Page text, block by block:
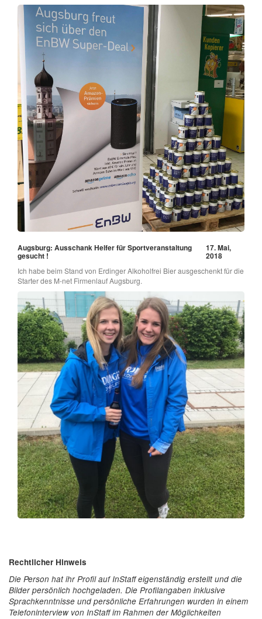
Augsburg: Ausschank Helfer für Sportveranstaltung
gesucht !
17. Mai,
2018
Ich habe beim Stand von Erdinger Alkoholfrei Bier ausgeschenkt für die
Starter des M-net Firmenlauf Augsburg.
Rechtlicher Hinweis
Die Person hat ihr Profil auf InStaff eigenständig erstellt und die
Bilder persönlich hochgeladen. Die Profilangaben inklusive
Sprachkenntnisse und persönliche Erfahrungen wurden in einem
Telefoninterview von InStaff im Rahmen der Möglichkeiten